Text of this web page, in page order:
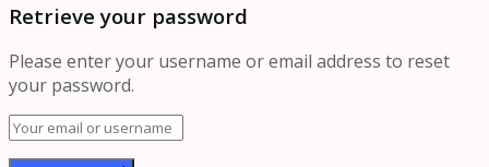
Retrieve your password
Please enter your username or email address to reset
your password.